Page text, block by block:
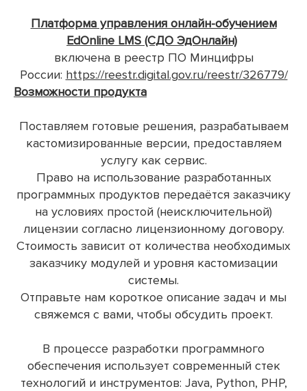
Платформа управления онлайн-обучением
EdOnline LMS (СДО ЭдОнлайн)
включена в реестр ПО Минцифры
России: https://reestr.digital.gov.ru/reestr/326779/
Возможности продукта
Поставляем готовые решения, разрабатываем
кастомизированные версии, предоставляем
услугу как сервис.
Право на использование разработанных
программных продуктов передаётся заказчику
на условиях простой (неисключительной)
лицензии согласно лицензионному договору.
Стоимость зависит от количества необходимых
заказчику модулей и уровня кастомизации
системы.
Отправьте нам короткое описание задач и мы
свяжемся с вами, чтобы обсудить проект.
В процессе разработки программного
обеспечения использует современный стек
технологий и инструментов: Java, Python, PHP,